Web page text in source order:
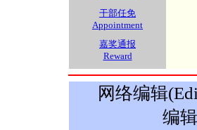
干部任免
Appointment
嘉奖通报
Reward
网络编辑
编